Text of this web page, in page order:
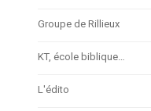
Groupe de Rillieux
KT, école biblique…
L'édito